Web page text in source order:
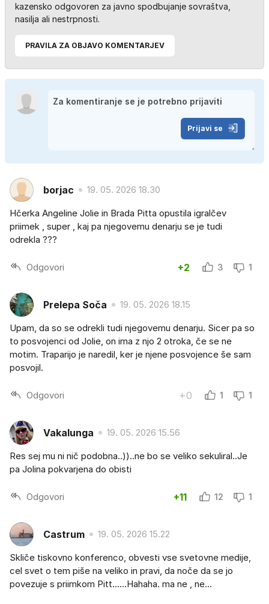
kazensko odgovoren za javno spodbujanje sovraštva,
nasilja ali nestrpnosti.
PRAVILA ZA OBJAVO KOMENTARJEV
Prijavi se
borjac 19. 05. 2026 18.30
Hčerka Angeline Jolie in Brada Pitta opustila igralčev
priimek , super , kaj pa njegovemu denarju se je tudi
odrekla ???
Odgovori +2 3 1
Prelepa Soča 19. 05. 2026 18.15
Upam, da so se odrekli tudi njegovemu denarju. Sicer pa so
to posvojenci od Jolie, on ima z njo 2 otroka, če se ne
motim. Traparijo je naredil, ker je njene posvojence še sam
posvojil.
Odgovori +0 1 1
Vakalunga 19. 05. 2026 15.56
Res sej mu ni nič podobna..))..ne bo se veliko sekuliral..Je
pa Jolina pokvarjena do obisti
Odgovori +11 12 1
Castrum 19. 05. 2026 15.22
Skliče tiskovno konferenco, obvesti vse svetovne medije,
cel svet o tem piše na veliko in pravi, da noče da se jo
povezuje s priimkom Pitt......Hahaha. ma ne , ne...